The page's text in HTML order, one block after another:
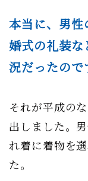
本当に、男
婚式の礼装
況だったので
それが平成の
出しました。
れ着に着物を
た。